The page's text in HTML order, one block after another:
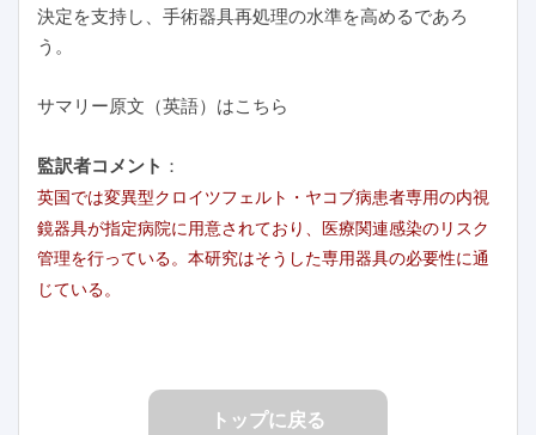
決定を支持し、手術器具再処理の水準を高めるであろ
う。
サマリー原文（英語）はこちら
監訳者コメント ：
英国では変異型クロイツフェルト・ヤコブ病患者専用の内視
鏡器具が指定病院に用意されており、医療関連感染のリスク
管理を行っている。本研究はそうした専用器具の必要性に通
じている。
トップに戻る